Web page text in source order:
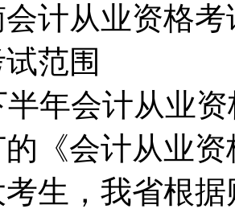
会计从业资格
试范围
半年会计从业
的《会计从业
生，我省根